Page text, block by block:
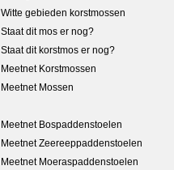
Witte gebieden korstmossen
Staat dit mos er nog?
Staat dit korstmos er nog?
Meetnet Korstmossen
Meetnet Mossen
Meetnet Bospaddenstoelen
Meetnet Zeereeppaddenstoelen
Meetnet Moeraspaddenstoelen